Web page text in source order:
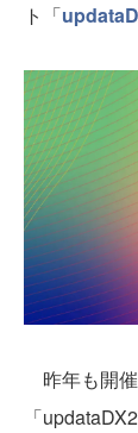
ト「
昨年も開
「